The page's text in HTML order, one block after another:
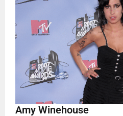
Amy Winehouse